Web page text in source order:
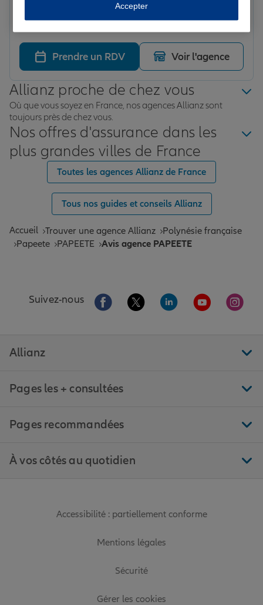
Prendre un RDV Voir l'agence
Allianz proche de chez vous
Où que vous soyez en France, nos agences Allianz sont
toujours près de chez vous.
Nos offres d'assurance dans les
plus grandes villes de France
Toutes les agences Allianz de France
Tous nos guides et conseils Allianz
Accueil Trouver une agence Allianz
Polynésie française
Papeete
PAPEETE Avis agence PAPEETE
Suivez-nous Aller sur la page Facebook de Allianz
Aller sur la page Twitter de
Aller sur la page
Aller sur la
Aller
Allianz
Pages les + consultées
Pages recommandées
À vos côtés au quotidien
Accessibilité : partiellement conforme
Mentions légales
Sécurité
Gérer les cookies
Accepter